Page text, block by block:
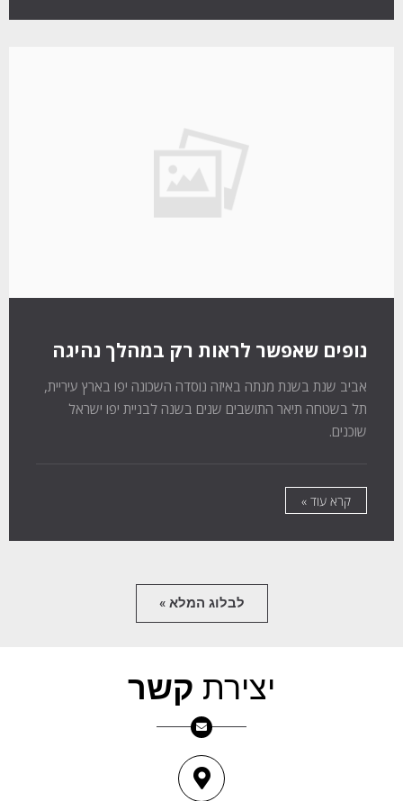
נופים שאפשר לראות רק במהלך נהיגה
אביב שנת בשנת מנתה באיזה נוסדה השכונה יפו בארץ עיריית,
תל בשטחה תיאר התושבים שנים בשנה לבניית יפו ישראל
שוכנים.
קרא עוד »
לבלוג המלא »
יצירת קשר